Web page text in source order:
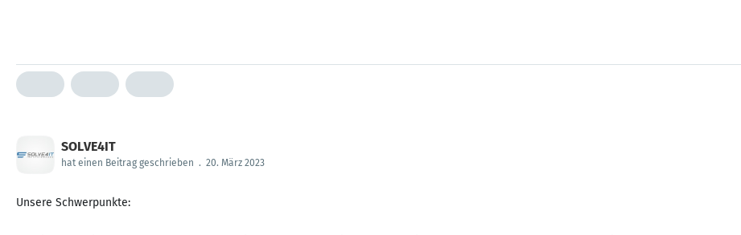
SOLVE4IT
hat einen Beitrag geschrieben . 20. März 2023
Unsere Schwerpunkte: